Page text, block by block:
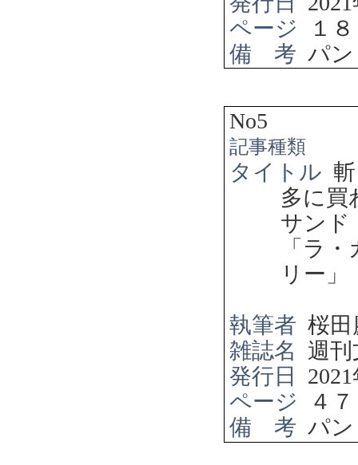
ページ
１
備 考 パ
No5
記事種類
タイトル
多に買
サン
「ラ
リー」
執筆者 桜田
雑誌名
週刊
発行日
2021
ページ
４７
備 考 パ